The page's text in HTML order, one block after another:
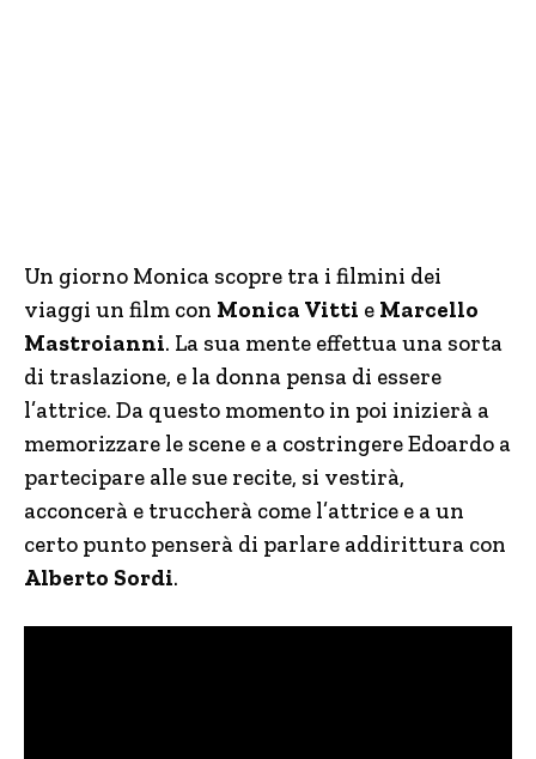
Un giorno Monica scopre tra i filmini dei
viaggi un film con Monica Vitti e Marcello
Mastroianni. La sua mente effettua una sorta
di traslazione, e la donna pensa di essere
l’attrice. Da questo momento in poi inizierà a
memorizzare le scene e a costringere Edoardo a
partecipare alle sue recite, si vestirà,
acconcerà e truccherà come l’attrice e a un
certo punto penserà di parlare addirittura con
Alberto Sordi.